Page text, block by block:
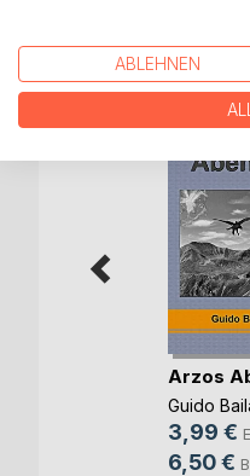
Arzos
Guido
3,99 €
6,50 €
ABLEHNEN